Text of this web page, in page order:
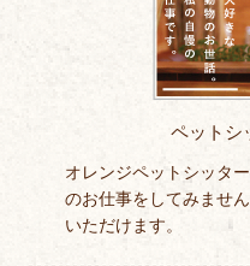
ペットシ
オレンジペットシッタ
のお仕事をしてみませ
いただけます。